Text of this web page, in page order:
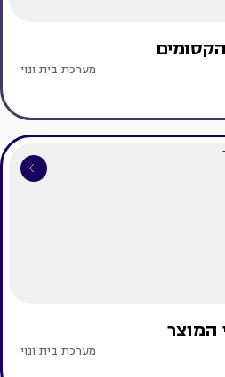
מערכת בית ונוי
המוצר
מערכת בית ונוי